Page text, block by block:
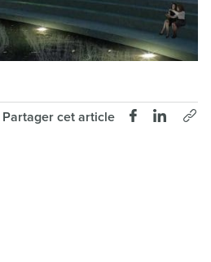
Partager cet article